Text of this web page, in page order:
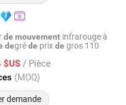
de mouvement infrarouge à
degréde prixde gros 110
$US / Pièce
(MOQ)
demande
Limited
Depuis 2017